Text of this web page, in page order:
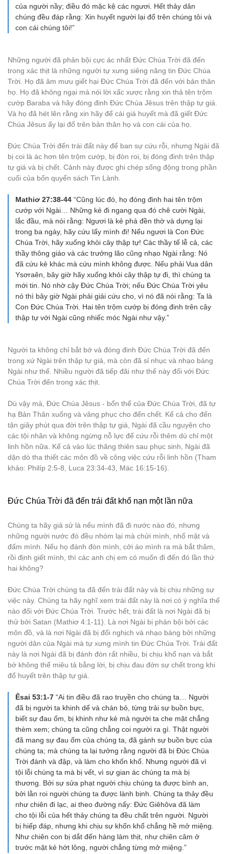
của người nầy; điều đó mặc kệ các ngươi. Hết thảy dân
chúng đều đáp rằng: Xin huyết người lại đổ trên chúng tôi và
con cái chúng tôi!”
Những người đã phản bội cực ác nhất Đức Chúa Trời đã đến
trong xác thịt là những người tự xưng siêng năng tin Đức Chúa
Trời. Họ đã âm mưu giết hại Đức Chúa Trời đã đến với bản thân
họ. Họ đã không ngại mà nói lời xấc xược rằng xin thả tên trộm
cướp Baraba và hãy đóng đinh Đức Chúa Jêsus trên thập tự giá.
Và họ đã hét lên rằng xin hãy để cái giá huyết mà đã giết Đức
Chúa Jêsus ấy lại đổ trên bản thân họ và con cái của họ.
Đức Chúa Trời đến trái đất này để ban sự cứu rỗi, nhưng Ngài đã
bị coi là ác hơn tên trộm cướp, bị đòn roi, bị đóng đinh trên thập
tự giá và bị chết. Cảnh này được ghi chép sống động trong phần
cuối của bốn quyển sách Tin Lành.
Mathiơ 27:38-44 “Cũng lúc đó, họ đóng đinh hai tên trộm
cướp với Ngài… Những kẻ đi ngang qua đó chê cười Ngài,
lắc đầu, mà nói rằng: Ngươi là kẻ phá đền thờ và dựng lại
trong ba ngày, hãy cứu lấy mình đi! Nếu ngươi là Con Đức
Chúa Trời, hãy xuống khỏi cây thập tự! Các thầy tế lễ cả, các
thầy thông giáo và các trưởng lão cũng nhạo Ngài rằng: Nó
đã cứu kẻ khác mà cứu mình không được. Nếu phải Vua dân
Ysơraên, bây giờ hãy xuống khỏi cây thập tự đi, thì chúng ta
mới tin. Nó nhờ cậy Đức Chúa Trời; nếu Đức Chúa Trời yêu
nó thì bây giờ Ngài phải giải cứu cho, vì nó đã nói rằng: Ta là
Con Đức Chúa Trời. Hai tên trộm cướp bị đóng đinh trên cây
thập tự với Ngài cũng nhiếc móc Ngài như vậy.”
Người ta không chỉ bắt bớ và đóng đinh Đức Chúa Trời đã đến
trong xứ Ngài trên thập tự giá, mà còn đã sỉ nhục và nhạo báng
Ngài như thế. Nhiều người đã tiếp đãi như thế này đối với Đức
Chúa Trời đến trong xác thịt.
Dù vậy mà, Đức Chúa Jêsus - bổn thể của Đức Chúa Trời, đã tự
hạ Bản Thân xuống và vâng phục cho đến chết. Kể cả cho đến
tận giây phút qua đời trên thập tự giá, Ngài đã cầu nguyện cho
các tội nhân và không ngừng nỗ lực để cứu rỗi thêm dù chỉ một
linh hồn nữa. Kể cả vào lúc thăng thiên sau phục sinh, Ngài đã
dặn dò tha thiết các môn đồ về công việc cứu rỗi linh hồn (Tham
khảo: Philíp 2:5-8, Luca 23:34-43, Mác 16:15-16).
Đức Chúa Trời đã đến trái đất khổ nạn một lần nữa
Chúng ta hãy giả sử là nếu mình đã đi nước nào đó, nhưng
những người nước đó đều nhóm lại mà chửi mình, nhổ mặt và
đấm mình. Nếu họ đánh đòn mình, cởi áo mình ra mà bắt thăm,
rồi định giết mình, thì các anh chị em có muốn đi đến đó lần thứ
hai không?
Đức Chúa Trời chúng ta đã đến trái đất này và bị chịu những sự
việc này. Chúng ta hãy nghĩ xem trái đất này là nơi có ý nghĩa thế
nào đối với Đức Chúa Trời. Trước hết, trái đất là nơi Ngài đã bị
thử bởi Satan (Mathiơ 4:1-11). Là nơi Ngài bị phản bội bởi các
môn đồ, và là nơi Ngài đã bị đối nghịch và nhạo báng bởi những
người dân của Ngài mà tự xưng mình tin Đức Chúa Trời. Trái đất
này là nơi Ngài đã bị đánh đòn rất nhiều, bị chịu khổ nạn và bắt
bớ không thể miêu tả bằng lời, bị chịu đau đớn sự chết trong khi
đổ huyết trên thập tự giá.
Êsai 53:1-7 “Ai tin điều đã rao truyền cho chúng ta… Người
đã bị người ta khinh dể và chán bỏ, từng trải sự buồn bực,
biết sự đau ốm, bị khinh như kẻ mà người ta che mặt chẳng
thèm xem; chúng ta cũng chẳng coi người ra gì. Thật người
đã mang sự đau ốm của chúng ta, đã gánh sự buồn bực của
chúng ta; mà chúng ta lại tưởng rằng người đã bị Đức Chúa
Trời đánh và đập, và làm cho khốn khổ. Nhưng người đã vì
tội lỗi chúng ta mà bị vết, vì sự gian ác chúng ta mà bị
thương. Bởi sự sửa phạt người chịu chúng ta được bình an,
bởi lằn roi người chúng ta được lành bịnh. Chúng ta thảy đều
như chiên đi lạc, ai theo đường nấy: Đức Giêhôva đã làm
cho tội lỗi của hết thảy chúng ta đều chất trên người. Người
bị hiếp đáp, nhưng khi chịu sự khốn khổ chẳng hề mở miệng.
Như chiên con bị dắt đến hàng làm thịt, như chiên câm ở
trước mặt kẻ hớt lông, người chẳng từng mở miệng.”